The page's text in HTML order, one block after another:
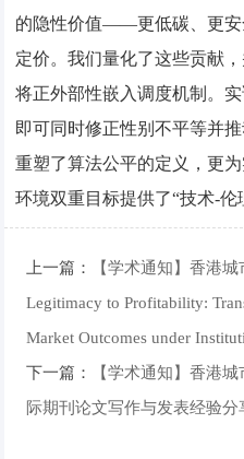
的隐性价值——更低碳、更
定价。我们量化了这些贡献
将正外部性嵌入调度机制。
即可同时修正性别不平等并
重塑了算法公平的定义，更
环境双重目标提供了“技术-伦
上一篇：
【学术通知】香港
Legitimacy to Profitability:
Market Outcomes under
下一篇：
【学术通知】香港
际期刊论文写作与发表经验分